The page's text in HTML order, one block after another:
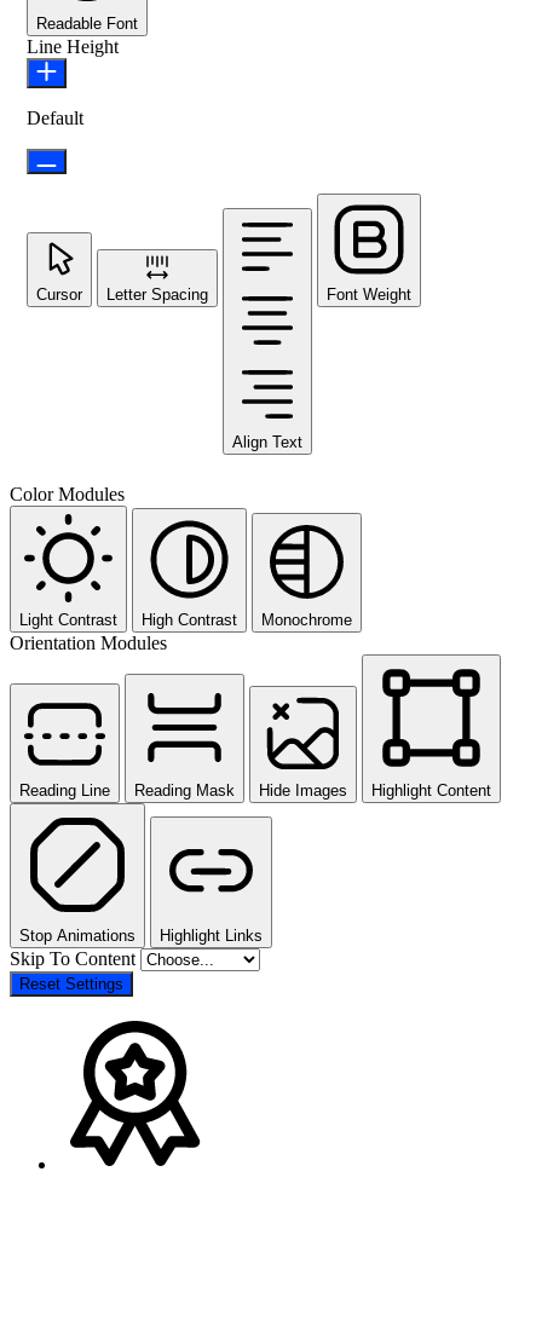
Readable Font
Line Height
Default
Cursor Letter Spacing
Align Text
Font Weight
Color Modules
Light Contrast High Contrast Monochrome
Orientation Modules
Reading Line Reading Mask Hide Images Highlight Content
Stop Animations Highlight Links
Skip To Content
Reset Settings